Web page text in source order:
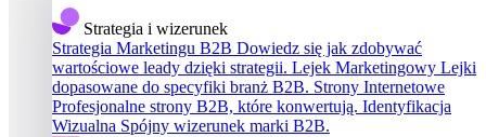
Strategia i wizerunek
Strategia Marketingu B2B Dowiedz się jak zdobywać
wartościowe leady dzięki strategii. Lejek Marketingowy Lejki
dopasowane do specyfiki branż B2B. Strony Internetowe
Profesjonalne strony B2B, które konwertują. Identyfikacja
Wizualna Spójny wizerunek marki B2B.